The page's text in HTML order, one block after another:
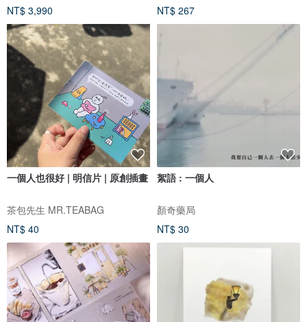
NT$ 3,990
NT$ 267
一個人也很好 | 明信片 | 原創插畫
茶包先生 MR.TEABAG
NT$ 40
絮語 : 一個人
顏奇藥局
NT$ 30